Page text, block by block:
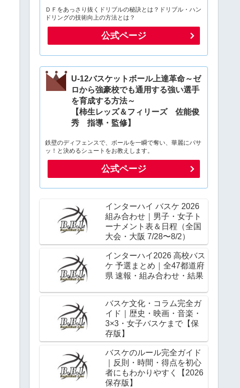
ＤＦをあっさり抜くドリブルの秘訣とは？ドリブル・ハン
ドリングの技術向上の方法とは？
公式ページ
U-12バスケットボール上達革命～ゼ
ロから強豪校でも通用する強い選手
を育成する方法～
【柿生レッズ＆フィリーズ 佐能俊
秀 指導・監修】
鉄壁のディフェンスで、ボールを一瞬で奪い、華麗にパサ
ッ！と決めるシュートをお教えします。
公式ページ
インターハイ バスケ 2026
組み合わせ｜男子・女子ト
ーナメント表＆日程（全国
大会・大阪 7/28〜8/2）
インターハイ2026 高校バス
ケ 予選まとめ｜全47都道府
県 速報・組み合わせ・結果
バスケ文化・コラム完全ガ
イド｜歴史・映画・音楽・
3×3・女子バスケまで【保
存版】
バスケのルール完全ガイド
｜反則・時間・得点を初心
者にもわかりやすく【2026
保存版】